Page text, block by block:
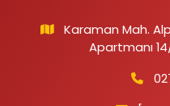
Karaman Mah.
Apartmanı